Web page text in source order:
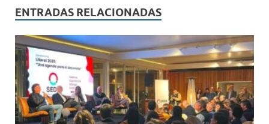
s
A
p
p
b
o
o
k
p
ar
ti
r
ENTRADAS RELACIONADAS